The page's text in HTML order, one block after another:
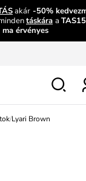
akár -50%
táskára a TAS15
ma érvényes
megtudni?
Megtekintés
/Lyari Brown